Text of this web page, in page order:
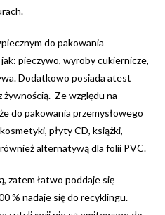
do pakowania
pieczywo, wyroby cukiernicze,
Dodatkowo posiada atest
Ze względu na
do pakowania przemysłowego
płyty CD, książki,
alternatywą dla folii PVC.
zatem łatwo poddaje się
% nadaje się do recyklingu.